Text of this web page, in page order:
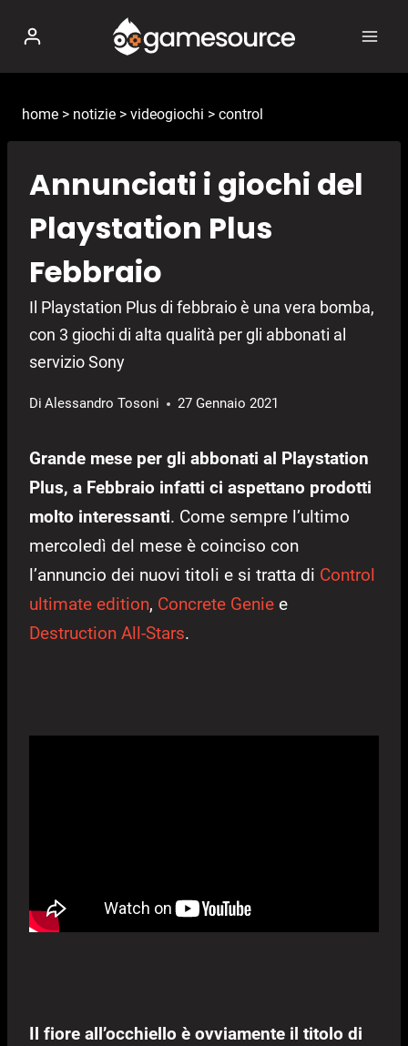
contenuto
home > notizie > videogiochi > control
Annunciati i giochi del
Playstation Plus
Febbraio
Il Playstation Plus di febbraio è una vera bomba,
con 3 giochi di alta qualità per gli abbonati al
servizio Sony
Di Alessandro Tosoni 27 Gennaio 2021
Grande mese per gli abbonati al Playstation
Plus, a Febbraio infatti ci aspettano prodotti
molto interessanti. Come sempre l’ultimo
mercoledì del mese è coinciso con
l’annuncio dei nuovi titoli e si tratta di Control
ultimate edition, Concrete Genie e
Destruction All-Stars.
Il fiore all’occhiello è ovviamente il titolo di